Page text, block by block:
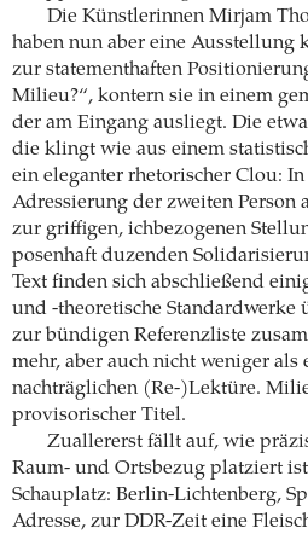
Die Künstlerinnen Mirjam
haben nun aber eine Ausstellung
zur statementhaften
Milieu?“, kontern sie in einem
der am Eingang ausliegt. Die
die klingt wie aus einem
ein eleganter rhetorischer Clou:
Adressierung der zweiten
zur griffigen, ichbezogenen
posenhaft duzenden
Text finden sich abschließend
und -theoretische
zur bündigen Referenzliste
mehr, aber auch nicht weniger als
nachträglichen (Re-)Lektüre.
provisorischer Titel.
Zuallererst fällt auf, wie
Raum- und Ortsbezug platziert
Schauplatz: Berlin-Lichtenberg,
Adresse, zur DDR-Zeit eine